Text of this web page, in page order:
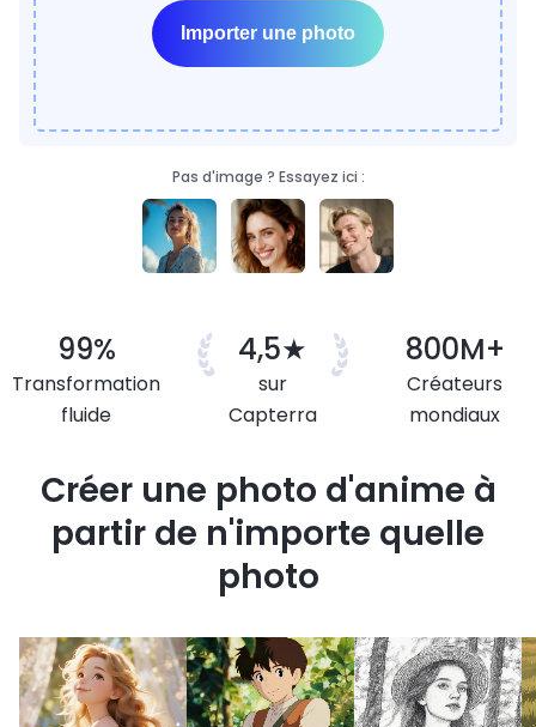
Importer une photo
Pas d'image ? Essayez ici :
99%
Transformation
fluide
4,5★
sur
Capterra
800M+
Créateurs
mondiaux
Créer une photo d'anime à
partir de n'importe quelle
photo